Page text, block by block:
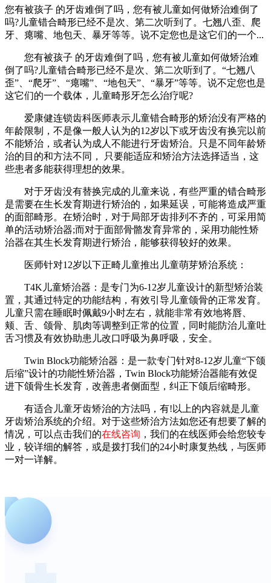
您有被孩子 的牙齿难倒了吗，您有被儿童如何做矫治难倒了
吗?儿童错合畸形已经不是次、第二次听到了。七翘八歪、爬
牙、瘪嘴、地包天、暴牙等等。说不定您也是这它们的一个...
您有被孩子 的牙齿难倒了吗，您有被儿童如何做矫治难
倒了吗?儿童错合畸形已经不是次、第二次听到了。“七翘八
歪”、“爬牙”、“瘪嘴”、“地包天”、“暴牙”等等。说不定您也是
这它们的一个载体，儿童畸形牙怎么治疗呢?
爱康健连锁齿科医师表示儿童错合畸形的矫治没有严格的
年龄限制，不是像一般人认为的12岁以下或牙齿没有换完以前
不能矫治，或者认为成人不能进行牙齿矫治。只是不同年龄矫
治的目的和方法不同， 只要能适应和矫治方法选择适当，这
些患者多能获得理想的效果。
对于牙齿没有替换完成的儿童来说，有些严重的错合畸形
是需要在生长发育期进行矫治的，如果延误，可能将造成严重
的面部畸形。在矫治时，对于局部牙齿排列不齐的，可采用简
单的活动矫治器;而对于面部骨骼发育异常的，采用功能性矫
治器在其生长发育期进行矫治，能够获得较好的效果。
医师针对12岁以下正畸儿童推出儿童萌芽矫治系统：
T4K儿童矫治器：是专门为6-12岁儿童设计的新型矫治装
置，其通过特定的功能结构，有效引导儿童颌骨的正常发育。
儿童只需在睡眠时佩戴9小时左右，就能非常有效地将唇、
颊、舌、颌骨、肌肉等调整到正常的位置，同时能防治儿童吐
舌习惯及有效协助患儿改口呼吸为鼻呼吸，安全。
Twin Block功能矫治器：是一款专门针对8-12岁儿童“下颌
后缩”设计的功能性矫治器，Twin Block功能矫治器能有效促
进下颌骨生长发育，改善患者侧面型，纠正下颌后缩畸形。
有适合儿童牙齿矫治的方法吗，有!以上的内容就是儿童
牙齿矫治系统的介绍。对于这些矫治方法如您还有想要了解的
情况，可以点击我们的在线咨询 ，我们的在线医师会给您较专
业，较详细的解答，或是拨打我们的24小时康复热线，与医师
一对一详解。